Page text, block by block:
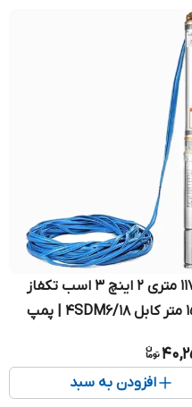
شناور ۱۱۷ متری ۲ اینچ ۳ اسب تکفاز
برونل ۱۵ متر کابل 4SDM6/18 | پمپ
افزودن به سبد